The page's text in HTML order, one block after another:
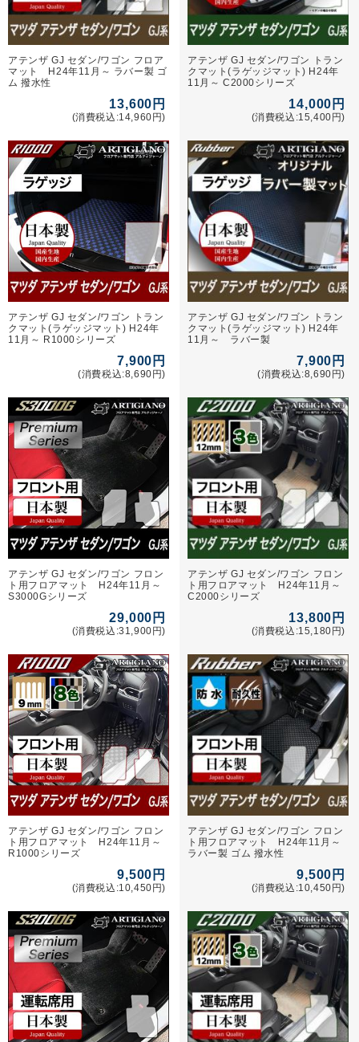
アテンザ GJ セダン/ワゴン フロア
マット H24年11月～ ラバー製 ゴ
ム 撥水性
13,600円
(消費税込:14,960円)
アテンザ GJ セダン/ワゴン トラン
クマット(ラゲッジマット) H24年
11月～ C2000シリーズ
14,000円
(消費税込:15,400円)
アテンザ GJ セダン/ワゴン トラン
クマット(ラゲッジマット) H24年
11月～ R1000シリーズ
7,900円
(消費税込:8,690円)
アテンザ GJ セダン/ワゴン トラン
クマット(ラゲッジマット) H24年
11月～ ラバー製
7,900円
(消費税込:8,690円)
アテンザ GJ セダン/ワゴン フロン
ト用フロアマット H24年11月～
S3000Gシリーズ
29,000円
(消費税込:31,900円)
アテンザ GJ セダン/ワゴン フロン
ト用フロアマット H24年11月～
C2000シリーズ
13,800円
(消費税込:15,180円)
アテンザ GJ セダン/ワゴン フロン
ト用フロアマット H24年11月～
R1000シリーズ
9,500円
(消費税込:10,450円)
アテンザ GJ セダン/ワゴン フロン
ト用フロアマット H24年11月～
ラバー製 ゴム 撥水性
9,500円
(消費税込:10,450円)